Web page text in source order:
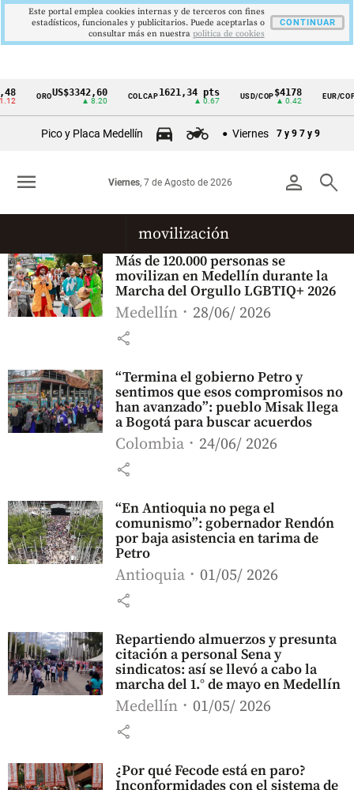
Cintillo
Colombia
OROUS$3342,60
▲ 8.20
COLCAP1621,34 pts
▲ 0.67
USD/COP$4178
▲ 0.42
EUR/COP
Pico y Placa Medellín Viernes 7 y 9 7 y 9
person search
Viernes, 7 de Agosto de 2026
menu
movilización
Más de 120.000 personas se
movilizan en Medellín durante la
Marcha del Orgullo LGBTIQ+ 2026
Medellín 28/06/ 2026
share
“Termina el gobierno Petro y
sentimos que esos compromisos no
han avanzado”: pueblo Misak llega
a Bogotá para buscar acuerdos
Colombia 24/06/ 2026
share
“En Antioquia no pega el
comunismo”: gobernador Rendón
por baja asistencia en tarima de
Petro
Antioquia 01/05/ 2026
share
Repartiendo almuerzos y presunta
citación a personal Sena y
sindicatos: así se llevó a cabo la
marcha del 1.° de mayo en Medellín
Medellín 01/05/ 2026
share
¿Por qué Fecode está en paro?
Inconformidades con el sistema de
Este portal emplea cookies internas y de terceros con fines
estadísticos, funcionales y publicitarios. Puede aceptarlas o
consultar más en nuestra politica de cookies
CONTINUAR